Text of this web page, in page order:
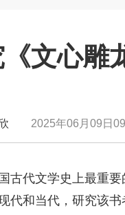
文心雕
欣 2025年06月09日
古代文学史上最重
代和当代，研究该